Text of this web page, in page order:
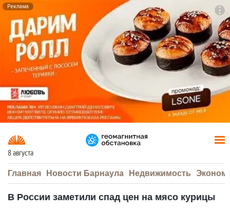
Реклама
8 августа
Главная Новости Барнаула Недвижимость
В России заметили спад цен на мясо курицы